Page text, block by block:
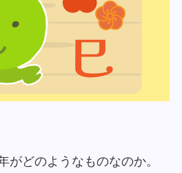
がどのようなものなのか。